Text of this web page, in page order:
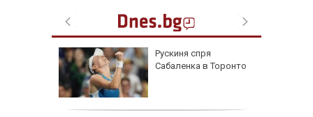
Рускиня спря
Сабаленка в Торонто